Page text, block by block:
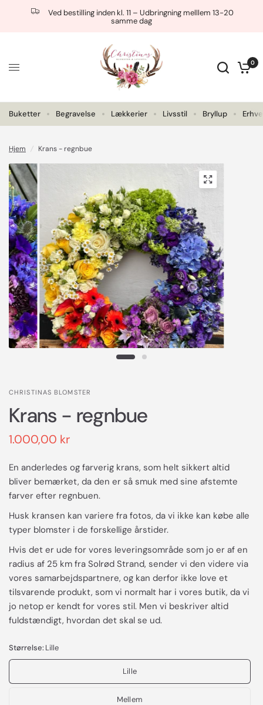
Ved bestilling inden kl. 11 – Udbringning melllem 13-20
samme dag
0
Buketter Begravelse Lækkerier Livsstil Bryllup
Hjem / Krans - regnbue
CHRISTINAS BLOMSTER
Krans - regnbue
1.000,00 kr
En anderledes og farverig krans, som helt sikkert altid
bliver bemærket, da den er så smuk med sine afstemte
farver efter regnbuen.
Husk kransen kan variere fra fotos, da vi ikke kan købe alle
typer blomster i de forskellige årstider.
Hvis det er ude for vores leveringsområde som jo er af en
radius af 25 km fra Solrød Strand, sender vi den videre via
vores samarbejdspartnere, og kan derfor ikke love et
tilsvarende produkt, som vi normalt har i vores butik, da vi
jo netop er kendt for vores stil. Men vi beskriver altid
fuldstændigt, hvordan det skal se ud.
Størrelse:Lille
Lille
Mellem